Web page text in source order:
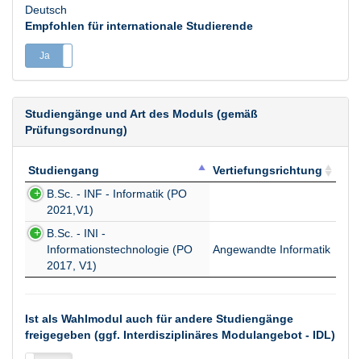
Deutsch
Empfohlen für internationale Studierende
Ja
Studiengänge und Art des Moduls (gemäß
Prüfungsordnung)
Studiengang
Vertiefungsrichtung
Studiengang
B.Sc. - INF - Informatik (PO
2021,V1)
B.Sc. - INI -
Informationstechnologie (PO
2017, V1)
Angewandte Informatik
Ist als Wahlmodul auch für andere Studiengänge
freigegeben (ggf. Interdisziplinäres Modulangebot - IDL)